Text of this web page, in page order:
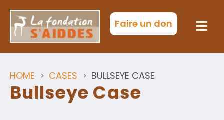
Faire un don
HOME CASES BULLSEYE CASE
Bullseye Case